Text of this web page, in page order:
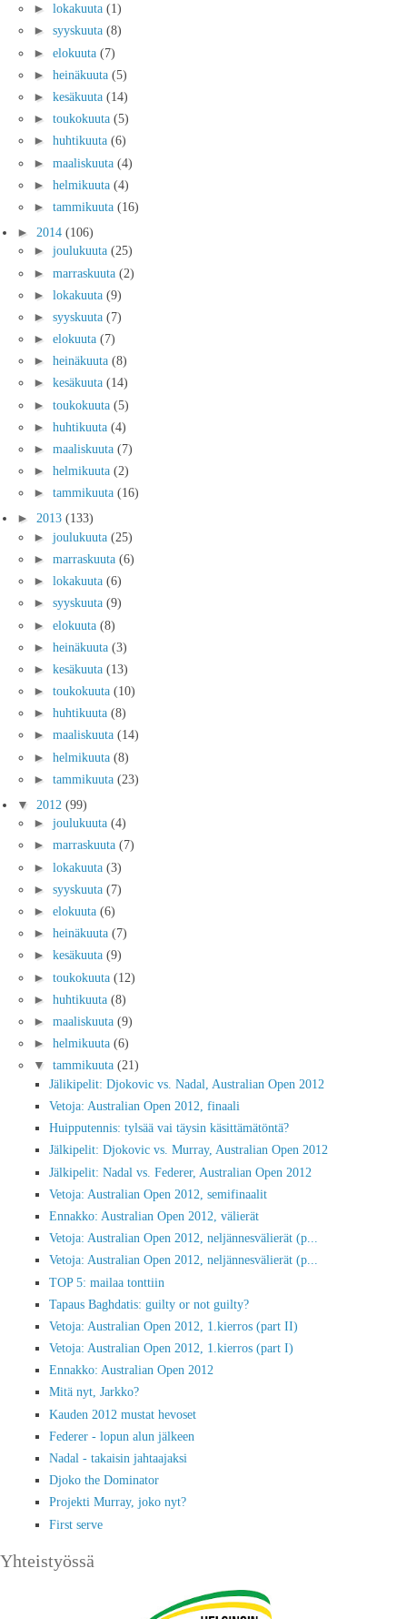
► lokakuuta (1)
► syyskuuta (8)
► elokuuta (7)
► heinäkuuta (5)
► kesäkuuta (14)
► toukokuuta (5)
► huhtikuuta (6)
► maaliskuuta (4)
► helmikuuta (4)
► tammikuuta (16)
► 2014 (106)
► joulukuuta (25)
► marraskuuta (2)
► lokakuuta (9)
► syyskuuta (7)
► elokuuta (7)
► heinäkuuta (8)
► kesäkuuta (14)
► toukokuuta (5)
► huhtikuuta (4)
► maaliskuuta (7)
► helmikuuta (2)
► tammikuuta (16)
► 2013 (133)
► joulukuuta (25)
► marraskuuta (6)
► lokakuuta (6)
► syyskuuta (9)
► elokuuta (8)
► heinäkuuta (3)
► kesäkuuta (13)
► toukokuuta (10)
► huhtikuuta (8)
► maaliskuuta (14)
► helmikuuta (8)
► tammikuuta (23)
▼ 2012 (99)
► joulukuuta (4)
► marraskuuta (7)
► lokakuuta (3)
► syyskuuta (7)
► elokuuta (6)
► heinäkuuta (7)
► kesäkuuta (9)
► toukokuuta (12)
► huhtikuuta (8)
► maaliskuuta (9)
► helmikuuta (6)
▼ tammikuuta (21)
Jälikipelit: Djokovic vs. Nadal, Australian Open 2012
Vetoja: Australian Open 2012, finaali
Huipputennis: tylsää vai täysin käsittämätöntä?
Jälkipelit: Djokovic vs. Murray, Australian Open 2012
Jälkipelit: Nadal vs. Federer, Australian Open 2012
Vetoja: Australian Open 2012, semifinaalit
Ennakko: Australian Open 2012, välierät
Vetoja: Australian Open 2012, neljännesvälierät (p...
Vetoja: Australian Open 2012, neljännesvälierät (p...
TOP 5: mailaa tonttiin
Tapaus Baghdatis: guilty or not guilty?
Vetoja: Australian Open 2012, 1.kierros (part II)
Vetoja: Australian Open 2012, 1.kierros (part I)
Ennakko: Australian Open 2012
Mitä nyt, Jarkko?
Kauden 2012 mustat hevoset
Federer - lopun alun jälkeen
Nadal - takaisin jahtaajaksi
Djoko the Dominator
Projekti Murray, joko nyt?
First serve
Yhteistyössä